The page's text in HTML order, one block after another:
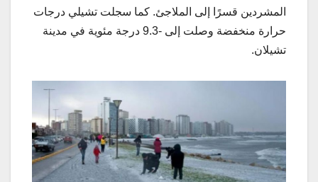
المشردين قسرًا إلى الملاجئ. كما سجلت تشيلي درجات
حرارة منخفضة وصلت إلى -9.3 درجة مئوية في مدينة
تشيلان.